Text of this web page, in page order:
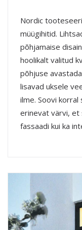
Nordic
müügihitid.
põhjamaise
hoolikalt valitud
põhjuse
lisavad uksele
ilme. Soovi korral
erinevat värvi, et
fassaadi kui ka